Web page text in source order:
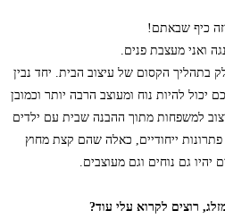
כיף שבאתם!
ואני מעצבת פנים.
בתהליך הקסום של עיצוב הבית. יחד נבין
להיות נוח ומעוצב הרבה יותר וכמובן
למשפחות מתוך ההבנה שבית עם ילדים
פתרונות ייחודיים, כאלה שהם קצת מחוץ
יהיו גם נוחים וגם מעוצבים.
רוצים לקרוא עלי עוד?